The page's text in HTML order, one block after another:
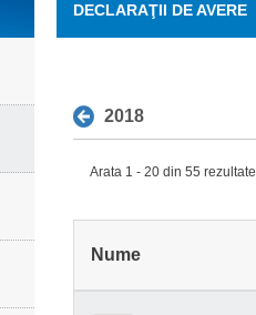
DECLARAŢII DE AVERE
2018
Arata 1 - 20 din 55 rezultate.
Nume